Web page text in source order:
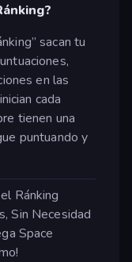
sacan tu
en las
cada
tienen una
puntuando y
Ránking
Sin Necesidad
Space